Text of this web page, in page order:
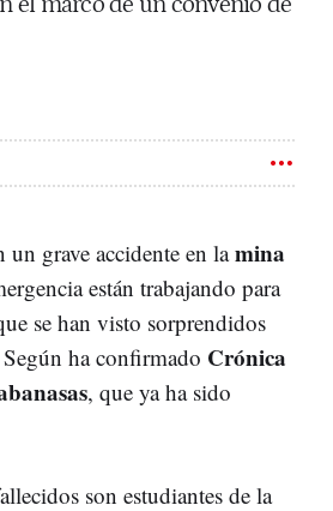
un grave accidente en lamina
están trabajando para
se han visto sorprendidos
ha confirmado Crónica
, que ya ha sido
son estudiantes de la